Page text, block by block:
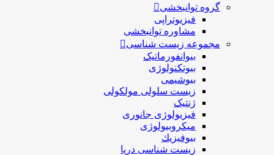
گروه توانبخشی
فیزیوتراپی
مشاوره توانبخشی
مجموعه زیست شناسی
بیوانفورماتیک
بیوتکنولوژی
بیوشیمی
زیست سلولی مولکولی
ژنتیک
فیزیولوژی جانوری
میکروبیولوژی
بيوفيزيك
زیست شناسی دریا